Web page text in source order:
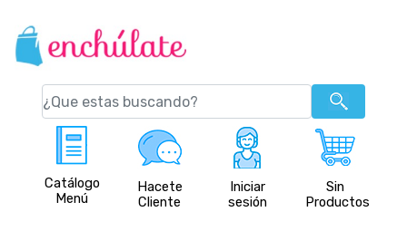
Catálogo
Menú
Hacete
Cliente
Iniciar
sesión
Sin
Productos